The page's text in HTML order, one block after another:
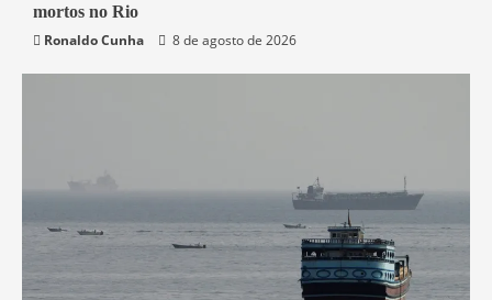
Rio de Janeiro
mortos no Rio
Ronaldo Cunha
8 de agosto de 2026